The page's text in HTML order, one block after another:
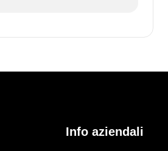
Info aziendali